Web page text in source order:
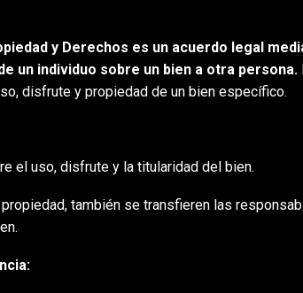
y Derechos es un acuerdo legal
un individuo sobre un bien a otra persona.
disfrute y propiedad de un bien específico.
el uso, disfrute y la titularidad del bien.
propiedad, también se transfieren las